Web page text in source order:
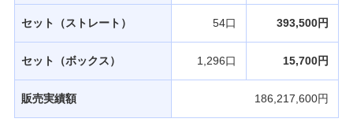
セット（ストレート） 54口 393,500円
セット（ボックス） 1,296口 15,700円
販売実績額 186,217,600円